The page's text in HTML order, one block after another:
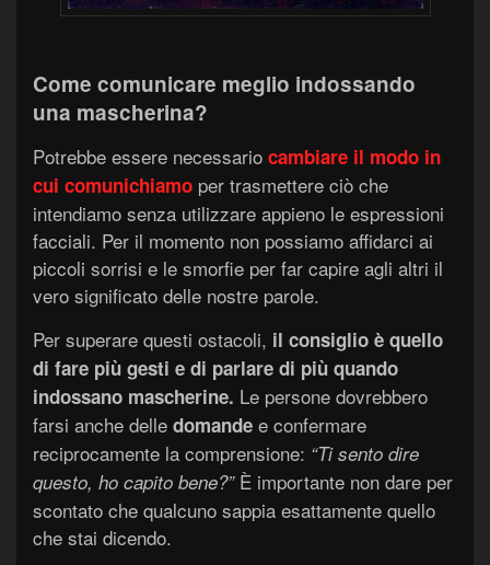
Come comunicare meglio indossando
una mascherina?
Potrebbe essere necessario cambiare il modo in
cui comunichiamo per trasmettere ciò che
intendiamo senza utilizzare appieno le espressioni
facciali. Per il momento non possiamo affidarci ai
piccoli sorrisi e le smorfie per far capire agli altri il
vero significato delle nostre parole.
Per superare questi ostacoli, il consiglio è quello
di fare più gesti e di parlare di più quando
indossano mascherine. Le persone dovrebbero
farsi anche delle domande e confermare
reciprocamente la comprensione: “Ti sento dire
questo, ho capito bene?”È importante non dare per
scontato che qualcuno sappia esattamente quello
che stai dicendo.